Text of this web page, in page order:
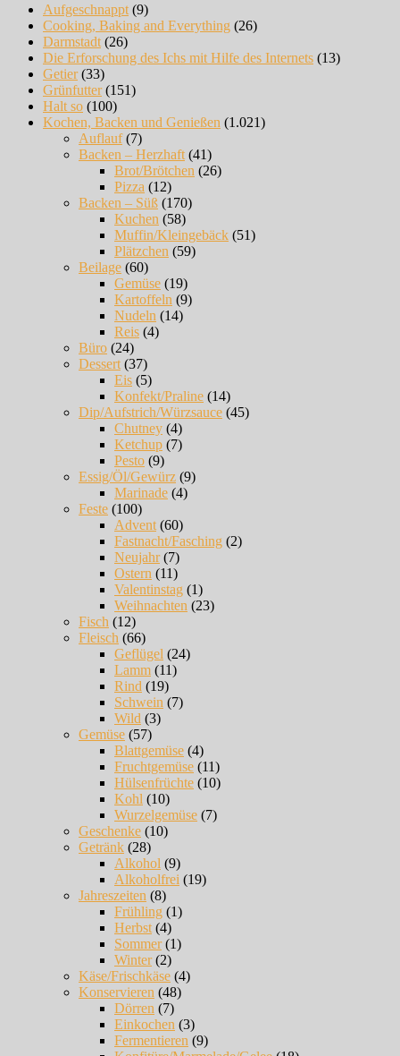
Aufgeschnappt (9)
Cooking, Baking and Everything (26)
Darmstadt (26)
Die Erforschung des Ichs mit Hilfe des Internets (13)
Getier(33)
Grünfutter(151)
Halt so (100)
Kochen, Backen und Genießen (1.021)
Auflauf(7)
Backen – Herzhaft (41)
Brot/Brötchen (26)
Pizza (12)
Backen – Süß (170)
Kuchen (58)
Muffin/Kleingebäck (51)
Plätzchen (59)
Beilage (60)
Gemüse (19)
Kartoffeln (9)
Nudeln (14)
Reis (4)
Büro (24)
Dessert (37)
Eis (5)
Konfekt/Praline (14)
Dip/Aufstrich/Würzsauce (45)
Chutney (4)
Ketchup (7)
Pesto (9)
Essig/Öl/Gewürz (9)
Marinade (4)
Feste (100)
Advent (60)
Fastnacht/Fasching (2)
Neujahr(7)
Ostern (11)
Valentinstag (1)
Weihnachten (23)
Fisch (12)
Fleisch (66)
Geflügel (24)
Lamm (11)
Rind (19)
Schwein (7)
Wild (3)
Gemüse (57)
Blattgemüse (4)
Fruchtgemüse (11)
Hülsenfrüchte (10)
Kohl (10)
Wurzelgemüse (7)
Geschenke (10)
Getränk (28)
Alkohol (9)
Alkoholfrei (19)
Jahreszeiten (8)
Frühling (1)
Herbst (4)
Sommer(1)
Winter(2)
Käse/Frischkäse (4)
Konservieren (48)
Dörren (7)
Einkochen (3)
Fermentieren (9)